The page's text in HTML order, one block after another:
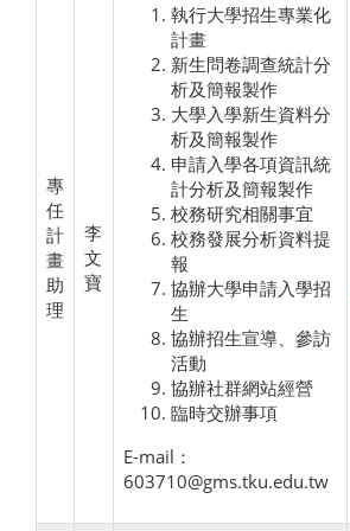
專
任
計
畫
助
理
李
文
寶
執行大學招生專業化
計畫
新生問卷調查統計分
析及簡報製作
大學入學新生資料分
析及簡報製作
申請入學各項資訊統
計分析及簡報製作
校務研究相關事宜
校務發展分析資料提
報
協辦大學申請入學招
生
協辦招生宣導、參訪
活動
協辦社群網站經營
臨時交辦事項
E-mail：
603710@gms.tku.edu.tw